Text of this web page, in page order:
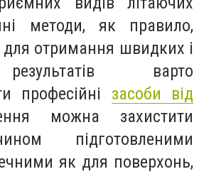
методи, як правило,
для отримання швидких і
варто
професійні засоби від
можна захистити
підготовленими
як для поверхонь,